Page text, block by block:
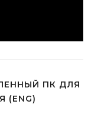
ПК ДЛЯ